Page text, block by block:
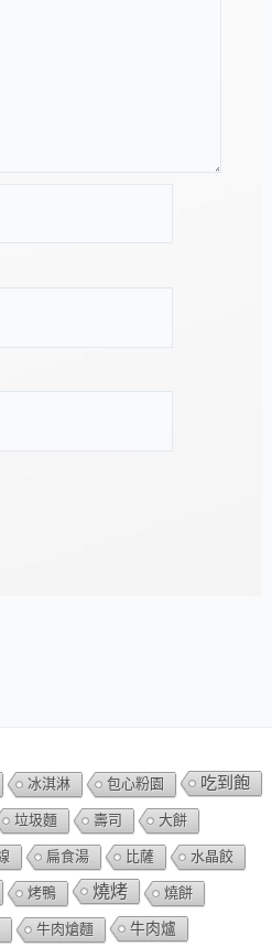
冰淇淋 包心粉園 吃到飽
垃圾麵 壽司 大餅
扁食湯 比薩 水晶餃
烤鴨 燒烤 燒餅
牛肉熗麵 牛肉爐